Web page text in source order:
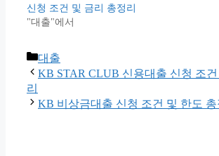
신청 조건 및 금리 총정리
"대출"에서
Categories
대출
KB STAR CLUB 신용대출 신청 조
리
KB 비상금대출 신청 조건 및 한도 총